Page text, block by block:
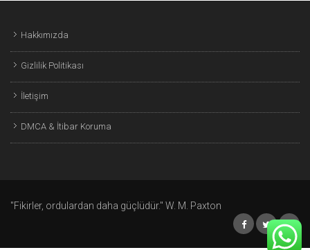
Hakkımızda
Gizlilik Politikası
İletişim
DMCA & İtibar Koruma
"Fikirler, ordulardan daha güçlüdür." W. M. Paxton